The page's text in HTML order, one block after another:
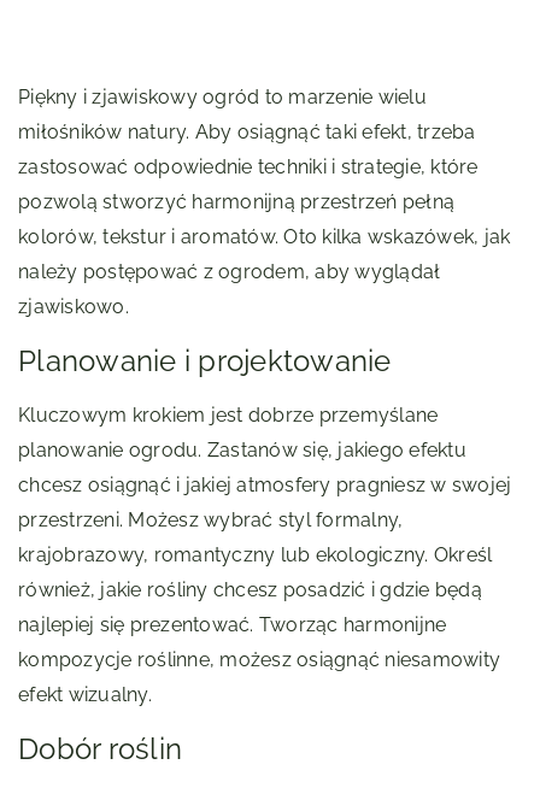
Piękny i zjawiskowy ogród to marzenie wielu
miłośników natury. Aby osiągnąć taki efekt, trzeba
zastosować odpowiednie techniki i strategie, które
pozwolą stworzyć harmonijną przestrzeń pełną
kolorów, tekstur i aromatów. Oto kilka wskazówek, jak
należy postępować z ogrodem, aby wyglądał
zjawiskowo.
Planowanie i projektowanie
Kluczowym krokiem jest dobrze przemyślane
planowanie ogrodu. Zastanów się, jakiego efektu
chcesz osiągnąć i jakiej atmosfery pragniesz w swojej
przestrzeni. Możesz wybrać styl formalny,
krajobrazowy, romantyczny lub ekologiczny. Określ
również, jakie rośliny chcesz posadzić i gdzie będą
najlepiej się prezentować. Tworząc harmonijne
kompozycje roślinne, możesz osiągnąć niesamowity
efekt wizualny.
Dobór roślin